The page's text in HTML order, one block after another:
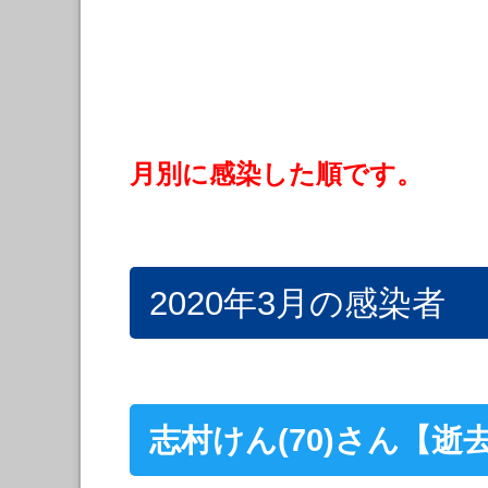
月別に感染した順です。
2020年3月の感染者
志村けん(70)さん【逝